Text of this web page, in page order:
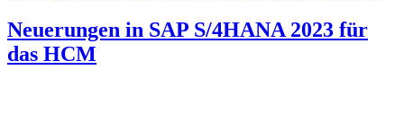
Neuerungen in SAP S/4HANA 2023 für
das HCM